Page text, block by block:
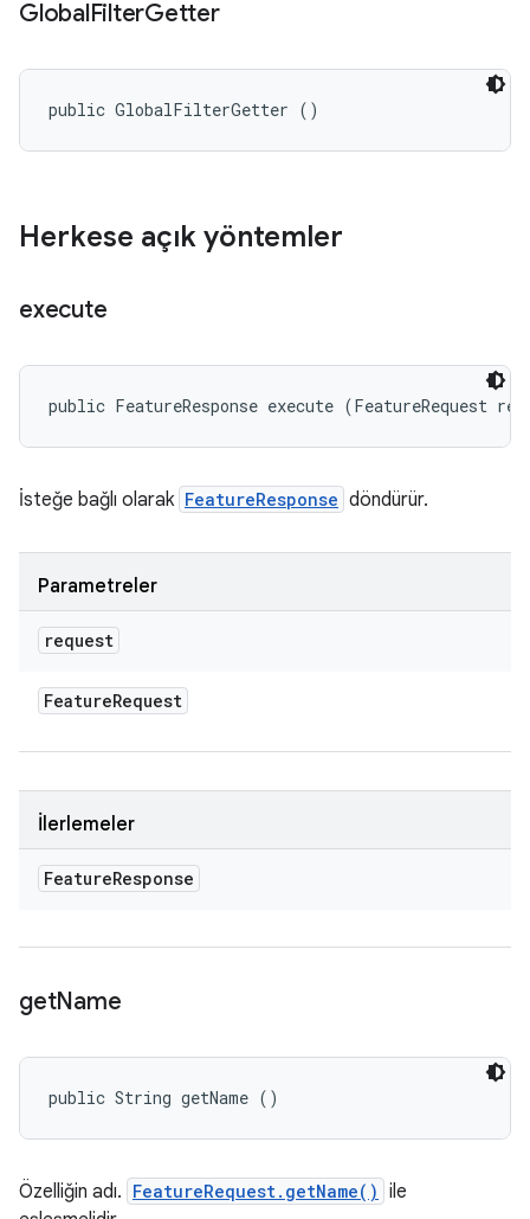
GlobalFilterGetter
public GlobalFilterGetter ()
Herkese açık yöntemler
execute
public FeatureResponse execute (FeatureRequest
İsteğe bağlı olarak FeatureResponse döndürür.
Parametreler
request
FeatureRequest
İlerlemeler
FeatureResponse
getName
public String getName ()
Özelliğin adı. FeatureRequest.getName() ile